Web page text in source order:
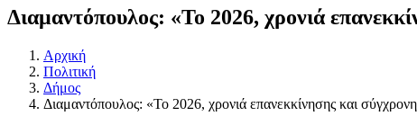
Διαμαντόπουλος: «Το 2026, χρονιά
Αρχική
Πολιτική
Δήμος
Διαμαντόπουλος: «Το 2026, χρονιά επανεκκίνησης και